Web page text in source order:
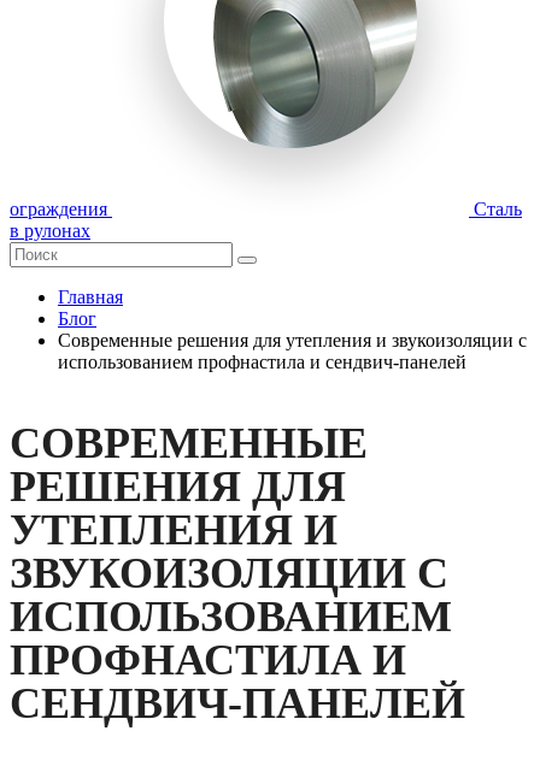
ограждения
Сталь
в рулонах
Главная
Блог
Современные решения для утепления и звукоизоляции с
использованием профнастила и сендвич-панелей
СОВРЕМЕННЫЕ
РЕШЕНИЯ ДЛЯ
УТЕПЛЕНИЯ И
ЗВУКОИЗОЛЯЦИИ С
ИСПОЛЬЗОВАНИЕМ
ПРОФНАСТИЛА И
СЕНДВИЧ-ПАНЕЛЕЙ